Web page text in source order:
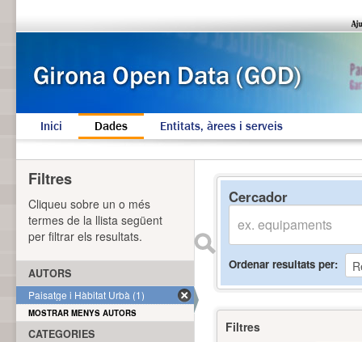
Inici Dades Entitats, àrees i serveis
Cercador
Ordenar resultats per
Filtres
Filtres
Cliqueu sobre un o més
termes de la llista següent
per filtrar els resultats.
AUTORS
Paisatge i Hàbitat Urbà (1)
MOSTRAR MENYS AUTORS
CATEGORIES